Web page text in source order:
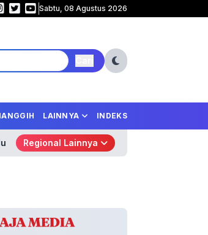
Jepang Libas Tunisia 4-0, Tempel Ketat Belanda
Sabtu, 08 Agustus 2026
LAINNYA INDEKS
Regional Lainnya